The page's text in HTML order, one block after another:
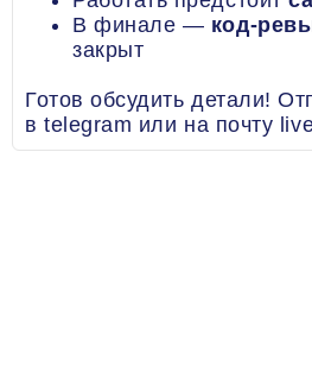
В финале — код-
закрыт
Готов обсудить детали!
в telegram или на почту